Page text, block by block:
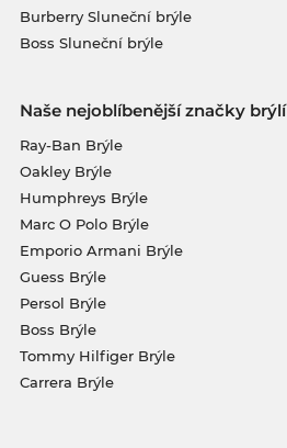
Burberry Sluneční brýle
Boss Sluneční brýle
Naše nejoblíbenější značky brýlí
Ray-Ban Brýle
Oakley Brýle
Humphreys Brýle
Marc O Polo Brýle
Emporio Armani Brýle
Guess Brýle
Persol Brýle
Boss Brýle
Tommy Hilfiger Brýle
Carrera Brýle